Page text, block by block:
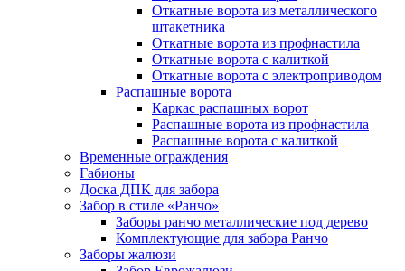
Откатные ворота из металлического
штакетника
Откатные ворота из профнастила
Откатные ворота с калиткой
Откатные ворота с электроприводом
Распашные ворота
Каркас распашных ворот
Распашные ворота из профнастила
Распашные ворота с калиткой
Временные ограждения
Габионы
Доска ДПК для забора
Забор в стиле «Ранчо»
Заборы ранчо металлические под дерево
Комплектующие для забора Ранчо
Заборы жалюзи